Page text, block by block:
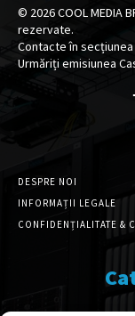
© 2026COOL MEDIA
rezervate.
Contacte în secțiunea
Urmăriți emisiunea
DESPRE NOI
INFORMAȚII LEGALE
CONFIDENȚIALITATE &